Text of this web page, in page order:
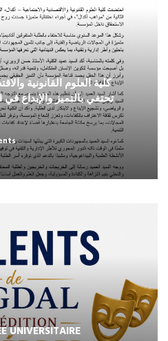
كلية العلوم القانونية
تحتفي بالتميز والإبداع
UNIVERSITAIRE